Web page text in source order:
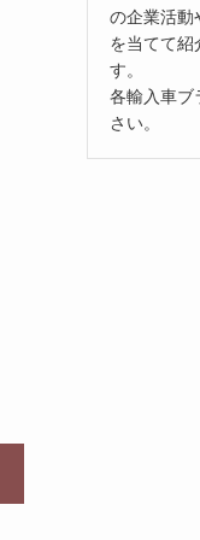
の企業活動
を当てて紹
す。
各輸入車ブ
さい。